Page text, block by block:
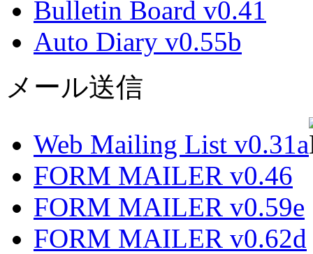
Bulletin Board v0.41
Auto Diary v0.55b
メール送信
Web Mailing List v0.31a
FORM MAILER v0.46
FORM MAILER v0.59e
FORM MAILER v0.62d